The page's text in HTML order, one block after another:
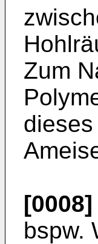
Zum
[0008]
bspw.